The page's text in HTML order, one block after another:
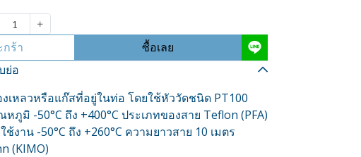
กร้า
ซื้อเลย
ย่อ
หลวหรือแก๊สที่อยู่ในท่อ โดยใช้หัววัดชนิด PT100
ภูมิ -50°C ถึง +400°C ประเภทของสาย Teflon (PFA)
งาน -50°C ถึง +260°C ความยาวสาย 10 เมตร
(KIMO)